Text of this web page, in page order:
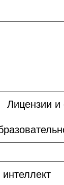
Лицензии и